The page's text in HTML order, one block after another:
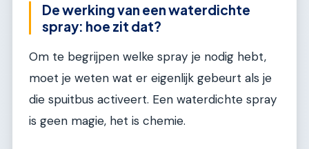
De werking van een waterdichte
spray: hoe zit dat?
Om te begrijpen welke spray je nodig hebt,
moet je weten wat er eigenlijk gebeurt als je
die spuitbus activeert. Een waterdichte spray
is geen magie, het is chemie.